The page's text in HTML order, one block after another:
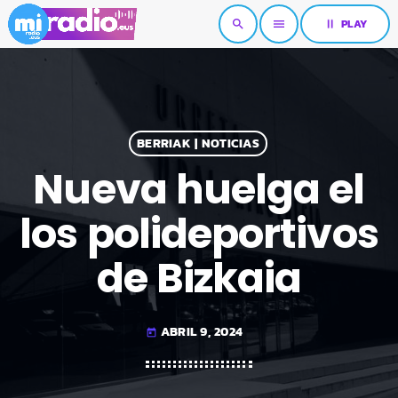
search menu pause PLAY
BERRIAK | NOTICIAS
Nueva huelga el
los polideportivos
de Bizkaia
today ABRIL 9, 2024